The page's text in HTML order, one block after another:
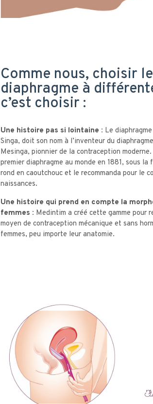
Comme nous, choisir le
diaphragme à
c’est choisir :
Une histoire pas si lointaine : Le
Singa, doit son nom à l’inventeur du
Mesinga, pionnier de la contraception
premier diaphragme au monde en 1881, sous la
rond en caoutchouc et le recommanda pour le
naissances.
Une histoire qui prend en compte la
femmes : Medintim a créé cette gamme pour
moyen de contraception mécanique et sans
femmes, peu importe leur anatomie.